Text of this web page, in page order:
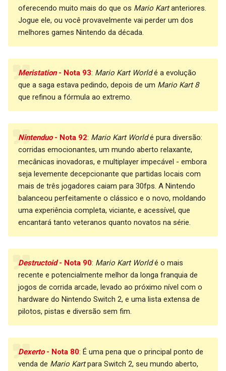
oferecendo muito mais do que os Mario Kartanteriores.
Jogue ele, ou você provavelmente vai perder um dos
melhores games Nintendo da década.
Meristation- Nota 93: Mario Kart Worldé a evolução
que a saga estava pedindo, depois de um Mario Kart 8
que refinou a fórmula ao extremo.
Nintenduo- Nota 92: Mario Kart Worldé pura diversão:
corridas emocionantes, um mundo aberto relaxante,
mecânicas inovadoras, e multiplayer impecável - embora
seja levemente decepcionante que partidas locais com
mais de três jogadores caiam para 30fps. A Nintendo
balanceou perfeitamente o clássico e o novo, moldando
uma experiência completa, viciante, e acessível, que
encantará tanto veteranos quanto novatos na série.
Destructoid- Nota 90: Mario Kart Worldé o mais
recente e potencialmente melhor da longa franquia de
jogos de corrida arcade, levado ao próximo nível com o
hardware do Nintendo Switch 2, e uma lista extensa de
pilotos, pistas e diversão sem fim.
Dexerto- Nota 80: É uma pena que o principal ponto de
venda de Mario Kartpara Switch 2, seu mundo aberto,